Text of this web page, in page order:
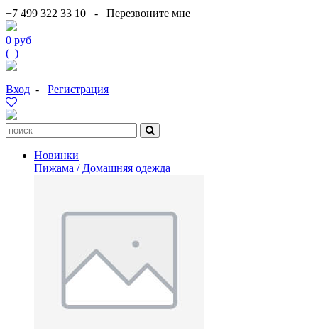
+7 499 322 33 10 - Перезвоните мне
0 руб
( )
Вход - Регистрация
Новинки
Пижама / Домашняя одежда